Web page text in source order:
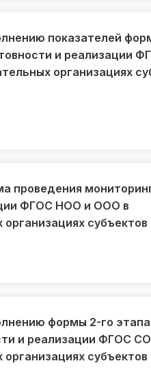
показателей
и реализации
организациях
проведения
ФГОС НОО и ООО в
формы 2-го этапа
и реализации ФГОС